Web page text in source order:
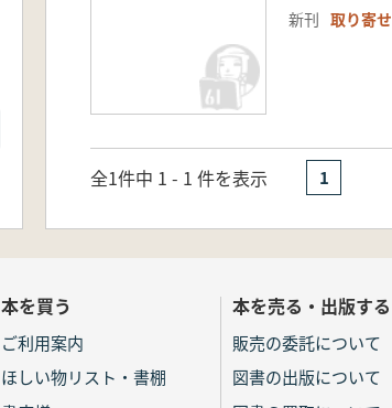
新刊 取り寄せ
全1件中 1 - 1 件を表示 1
本を買う
ご利用案内
ほしい物リスト・書棚
本を売る・出版する
販売の委託について
図書の出版について